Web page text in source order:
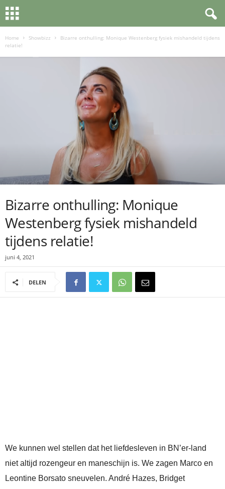
Home Showbizz
Bizarre onthulling: Monique Westenberg fysiek mishandeld tijdens
relatie!
Bizarre onthulling: Monique
Westenberg fysiek mishandeld
tijdens relatie!
juni 4, 2021
DELEN
We kunnen wel stellen dat het liefdesleven in BN’er-land
niet altijd rozengeur en maneschijn is. We zagen Marco en
Leontine Borsato sneuvelen. André Hazes, Bridget